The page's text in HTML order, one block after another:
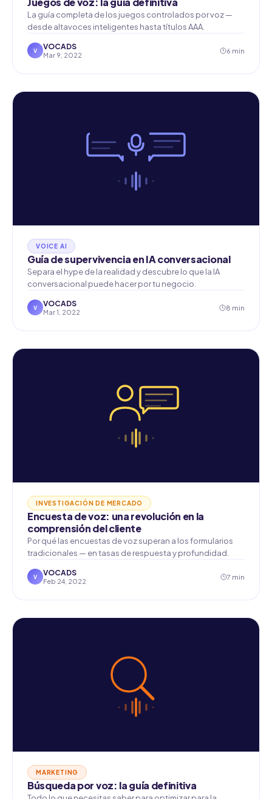
La guía completa de los juegos controlados por voz —
desde altavoces inteligentes hasta títulos AAA.
V VOCADS
Mar 9, 2022
6 min
VOICE AI
Guía de supervivencia en IA conversacional
Separa el hype de la realidad y descubre lo que la IA
conversacional puede hacer por tu negocio.
V VOCADS
Mar 1, 2022
8 min
INVESTIGACIÓN DE MERCADO
Encuesta de voz: una revolución en la
comprensión del cliente
Por qué las encuestas de voz superan a los formularios
tradicionales — en tasas de respuesta y profundidad.
V VOCADS
Feb 24, 2022
7 min
MARKETING
Búsqueda por voz: la guía definitiva